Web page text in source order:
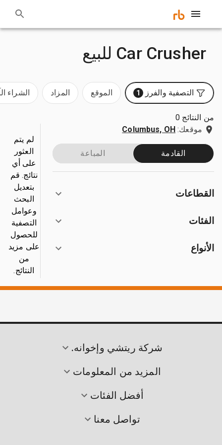
Car Crusher للبيع
التصفية والفرز 1 الموقع المزاد الشراء
من النتائج 0
موقعك: Columbus, OH
القادمة المباعة
القطاعات
الفئات
الأنواع
لم يتم
العثور
على أي
نتائج. قم
بتعديل
البحث
وعوامل
التصفية
للحصول
على مزيد
من
النتائج.
شركة ريتشي وإخوانه.
المزيد من المعلومات
أفضل الفئات
تواصل معنا